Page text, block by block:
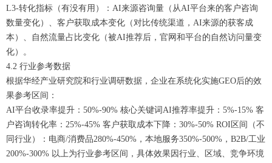
L3-转化指标（有没有用）：AI来源咨询量（从AI平台来的客户咨询
数量变化）、客户获取成本变化（对比传统渠道，AI来源的获客成
本）、自然流量占比变化（被AI推荐后，官网和平台的自然访问量变
化）。
4.2 行业参考数据
根据华经产业研究院和行业调研数据，企业在系统化实施GEO后的效
果参考区间：
AI平台收录率提升：50%-90% 核心关键词AI推荐率提升：5%-15% 客
户咨询转化率：25%-45% 客户获取成本下降：30%-50% ROI区间（不
同行业）：电商/消费品280%-450%，本地服务350%-500%，B2B/工业
200%-300% 以上为行业参考区间，具体效果因行业、区域、竞争环境